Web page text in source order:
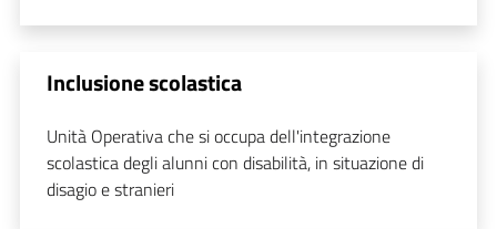
Inclusione scolastica
Unità Operativa che si occupa dell'integrazione
scolastica degli alunni con disabilità, in situazione di
disagio e stranieri